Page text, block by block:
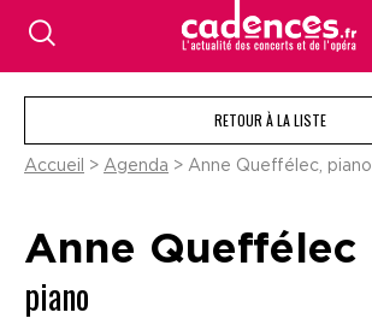
RETOUR À LA LISTE
Accueil > Agenda > Anne Queffélec, piano
Anne Queffélec
piano